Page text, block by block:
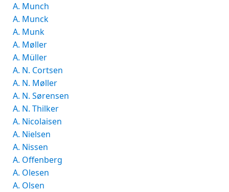
A. Munch
A. Munck
A. Munk
A. Møller
A. Müller
A. N. Cortsen
A. N. Møller
A. N. Sørensen
A. N. Thilker
A. Nicolaisen
A. Nielsen
A. Nissen
A. Offenberg
A. Olesen
A. Olsen